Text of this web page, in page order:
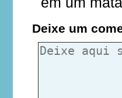
Deixe um